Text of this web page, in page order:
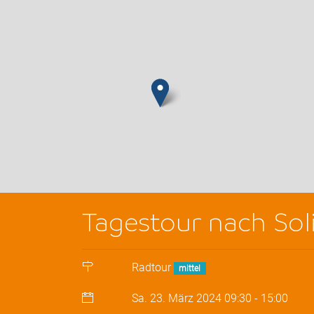
Tagestour nach
Radtour mittel
Sa. 23. März 2024 09:30 - 15:00